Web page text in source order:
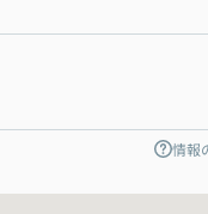
情報